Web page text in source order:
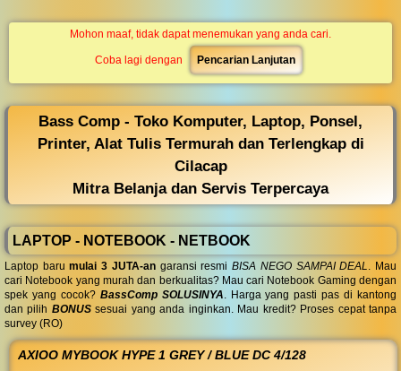
Mohon maaf, tidak dapat menemukan yang anda cari.
Coba lagi dengan Pencarian Lanjutan
Bass Comp - Toko Komputer, Laptop, Ponsel,
Printer, Alat Tulis Termurah dan Terlengkap di
Cilacap
Mitra Belanja dan Servis Terpercaya
LAPTOP - NOTEBOOK - NETBOOK
Laptop barumulai 3 JUTA-angaransi resmiBISA NEGO SAMPAI DEAL. Mau
cari Notebook yang murah dan berkualitas? Mau cari Notebook Gaming dengan
spek yang cocok? BassComp SOLUSINYA. Harga yang pasti pas di kantong
dan pilih BONUSsesuai yang anda inginkan. Mau kredit? Proses cepat tanpa
survey (RO)
AXIOO MYBOOK HYPE 1 GREY / BLUE DC 4/128